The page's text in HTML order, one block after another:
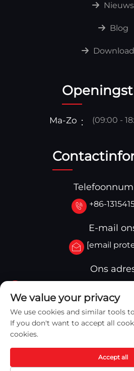
Nieuws
Blog
Ma-Zo (09:00 -
+86-
E-mail
[email
Ons
Qinghua Street,Yingkou
Copyright © 2025 Yingkou
We value your privacy
We use cookies and similar tools
If you don't want to accept all
cookies.
Accept all